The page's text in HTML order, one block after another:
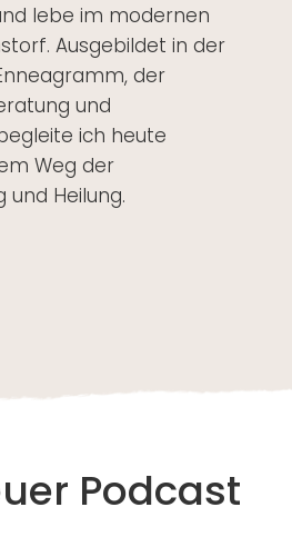
lebe im modernen
Ausgebildet in der
der
und
ich heute
Weg der
und Heilung.
Podcast